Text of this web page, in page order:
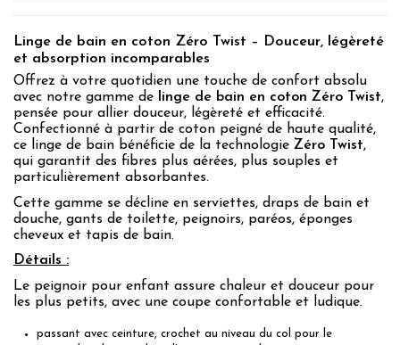
Linge de bain en coton Zéro Twist – Douceur, légèreté
et absorption incomparables
Offrez à votre quotidien une touche de confort absolu
avec notre gamme de linge de bain en coton Zéro Twist,
pensée pour allier douceur, légèreté et efficacité.
Confectionné à partir de coton peigné de haute qualité,
ce linge de bain bénéficie de la technologie Zéro Twist,
qui garantit des fibres plus aérées, plus souples et
particulièrement absorbantes.
Cette gamme se décline en serviettes, draps de bain et
douche, gants de toilette, peignoirs, paréos, éponges
cheveux et tapis de bain.
Détails :
Le peignoir pour enfant assure chaleur et douceur pour
les plus petits, avec une coupe confortable et ludique.
passant avec ceinture, crochet au niveau du col pour le